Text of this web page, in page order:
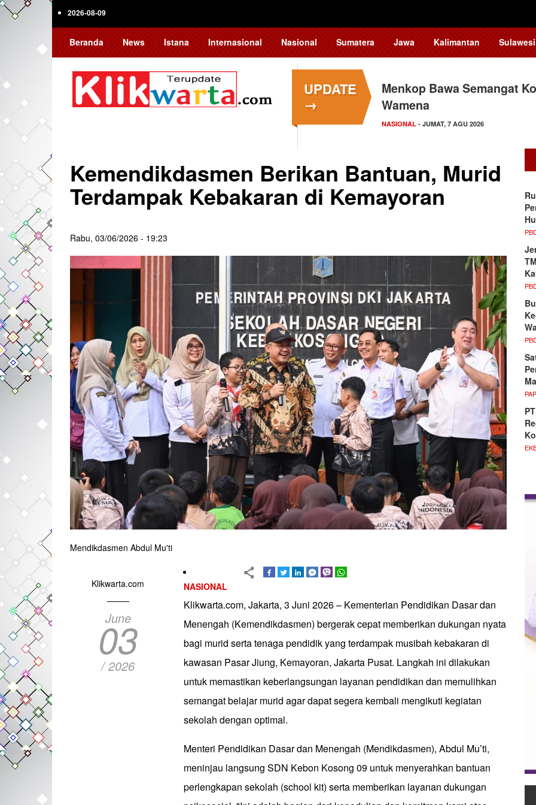
Skip
2026-08-09
Beranda News Istana Internasional Nasional Sumatera Jawa Kalimantan Sulawesi
UPDATE
→
Menkop Bawa Semangat
Wamena
NASIONAL - JUMAT, 7 AGU 2026
Kemendikdasmen Berikan Bantuan, Murid
Terdampak Kebakaran di Kemayoran
Rabu, 03/06/2026 - 19:23
Mendikdasmen Abdul Mu'ti
Klikwarta.com
June
03
/ 2026
NASIONAL
Klikwarta.com, Jakarta, 3 Juni 2026 – Kementerian Pendidikan Dasar dan
Menengah (Kemendikdasmen) bergerak cepat memberikan dukungan nyata
bagi murid serta tenaga pendidik yang terdampak musibah kebakaran di
kawasan Pasar Jiung, Kemayoran, Jakarta Pusat. Langkah ini dilakukan
untuk memastikan keberlangsungan layanan pendidikan dan memulihkan
semangat belajar murid agar dapat segera kembali mengikuti kegiatan
sekolah dengan optimal.
Menteri Pendidikan Dasar dan Menengah (Mendikdasmen), Abdul Mu’ti,
meninjau langsung SDN Kebon Kosong 09 untuk menyerahkan bantuan
perlengkapan sekolah (school kit) serta memberikan layanan dukungan